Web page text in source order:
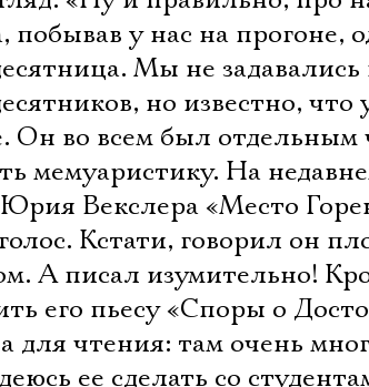
побывав у нас на прогоне,
Мы не задавались
но известно,
Он во всем был
мемуаристику. На
Векслера «Место
Кстати, говорил он
А писал изумительно!
его пьесу «Споры о
для чтения: там очень
ее сделать со